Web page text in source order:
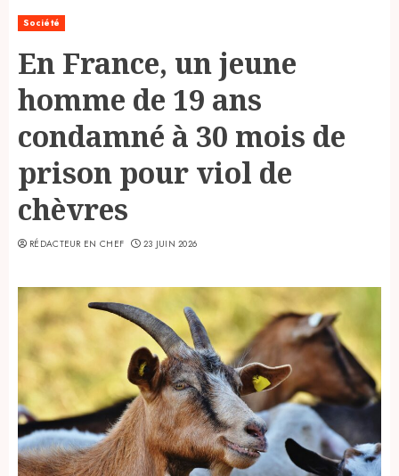
Société
En France, un jeune
homme de 19 ans
condamné à 30 mois de
prison pour viol de
chèvres
RÉDACTEUR EN CHEF 23 JUIN 2026